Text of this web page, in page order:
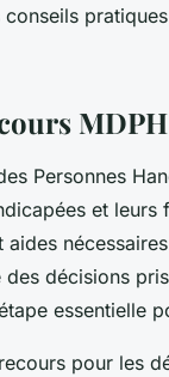
MDPH
Personnes
et
décisions
essentielle
pour les